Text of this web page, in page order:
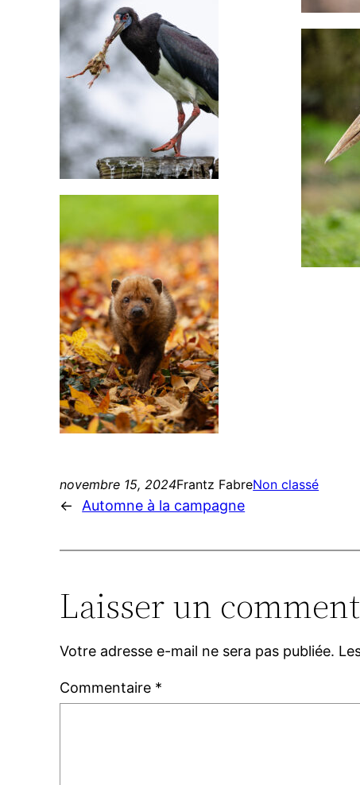
novembre 15, 2024Frantz FabreNon classé
← Automne à la campagne
Laisser un
Votre adresse e-mail ne sera pas publiée.
Commentaire *